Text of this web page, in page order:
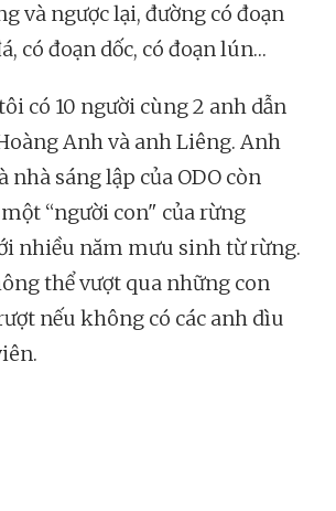
và ngược lại, đường có đoạn
có đoạn dốc, có đoạn lún…
có 10 người cùng 2 anh dẫn
Anh và anh Liêng. Anh
nhà sáng lập của ODO còn
“người con" của rừng
nhiều năm mưu sinh từ rừng.
thể vượt qua những con
nếu không có các anh dìu